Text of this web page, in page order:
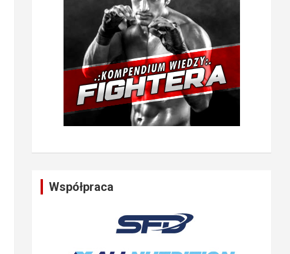
Współpraca